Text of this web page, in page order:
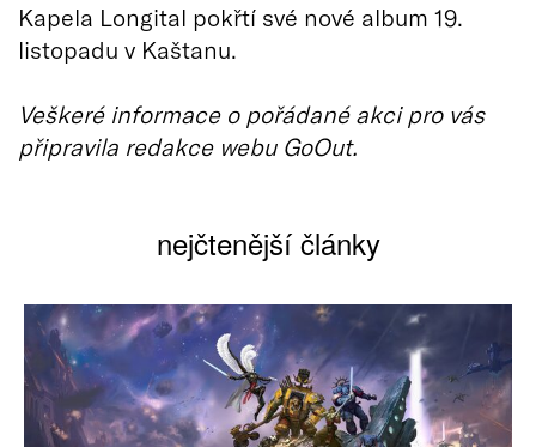
Kapela Longital pokřtí své nové album 19.
listopadu v Kaštanu.
Veškeré informace o pořádané akci pro vás
připravila redakce webu GoOut.
nejčtenější články